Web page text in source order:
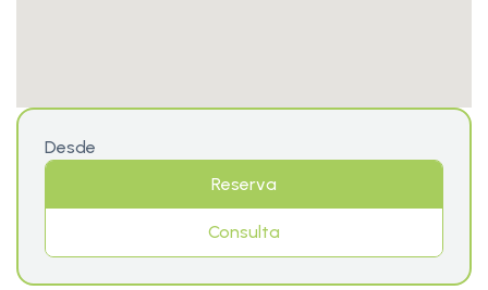
Desde
Reserva
Consulta